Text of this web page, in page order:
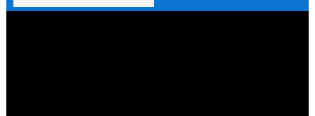
Dukcapil SBB Layani Perubahan Akta Lama Menjadi